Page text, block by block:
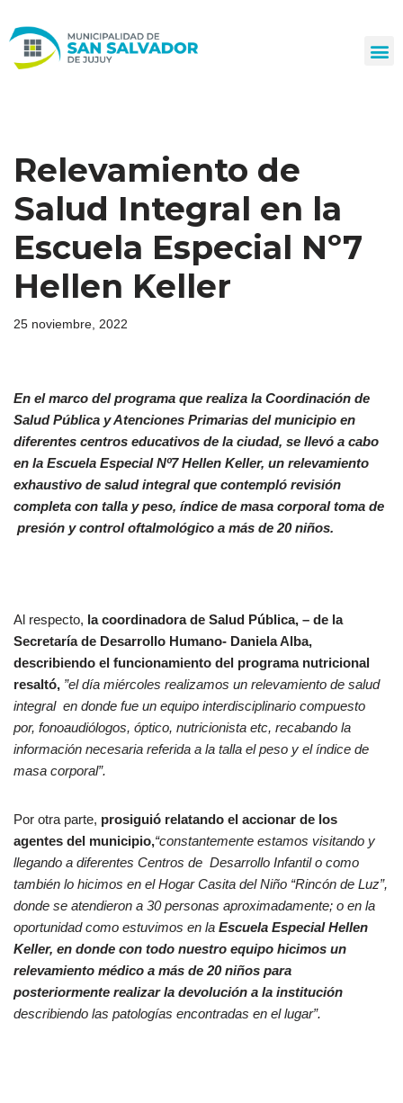
al
Relevamiento de
Salud Integral en la
Escuela Especial Nº7
Hellen Keller
25 noviembre, 2022
En el marco del programa que realiza la Coordinación de
Salud Pública y Atenciones Primarias del municipio en
diferentes centros educativos de la ciudad, se llevó a cabo
en la Escuela Especial Nº7 Hellen Keller, un relevamiento
exhaustivo de salud integral que contempló revisión
completa con talla y peso, índice de masa corporal toma de
presión y control oftalmológico a más de 20 niños.
Al respecto, la coordinadora de Salud Pública, – de la
Secretaría de Desarrollo Humano- Daniela Alba,
describiendo el funcionamiento del programa nutricional
resaltó, ”el día miércoles realizamos un relevamiento de salud
integral en donde fue un equipo interdisciplinario compuesto
por, fonoaudiólogos, óptico, nutricionista etc, recabando la
información necesaria referida a la talla el peso y el índice de
masa corporal”.
Por otra parte, prosiguió relatando el accionar de los
agentes del municipio,“constantemente estamos visitando y
llegando a diferentes Centros de Desarrollo Infantil o como
también lo hicimos en el Hogar Casita del Niño “Rincón de Luz”,
donde se atendieron a 30 personas aproximadamente; o en la
oportunidad como estuvimos en la Escuela Especial Hellen
Keller, en donde con todo nuestro equipo hicimos un
relevamiento médico a más de 20 niños para
posteriormente realizar la devolución a la institución
describiendo las patologías encontradas en el lugar”.